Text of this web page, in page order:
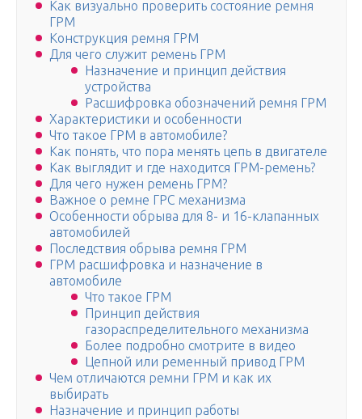
Как визуально проверить состояние ремня
ГРМ
Конструкция ремня ГРМ
Для чего служит ремень ГРМ
Назначение и принцип действия
устройства
Расшифровка обозначений ремня ГРМ
Характеристики и особенности
Что такое ГРМ в автомобиле?
Как понять, что пора менять цепь в двигателе
Как выглядит и где находится ГРМ-ремень?
Для чего нужен ремень ГРМ?
Важное о ремне ГРС механизма
Особенности обрыва для 8- и 16-клапанных
автомобилей
Последствия обрыва ремня ГРМ
ГРМ расшифровка и назначение в
автомобиле
Что такое ГРМ
Принцип действия
газораспределительного механизма
Более подробно смотрите в видео
Цепной или ременный привод ГРМ
Чем отличаются ремни ГРМ и как их
выбирать
Назначение и принцип работы